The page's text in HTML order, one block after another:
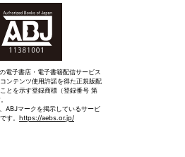
電子書店・電子書籍配信サービス
ンテンツ使用許諾を得た正規版配
とを示す登録商標（登録番号 第
ABJマークを掲示しているサービ
す。 https://aebs.or.jp/